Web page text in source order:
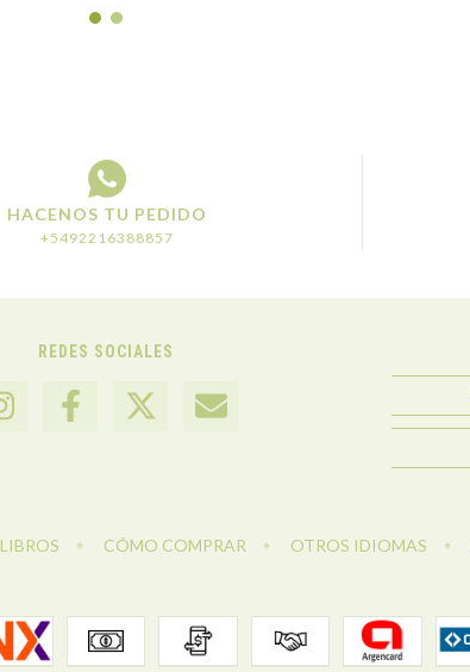
HACENOS TU PEDIDO
+5492216388857
REDES SOCIALES
LIBROS CÓMO COMPRAR OTROS IDIOMAS